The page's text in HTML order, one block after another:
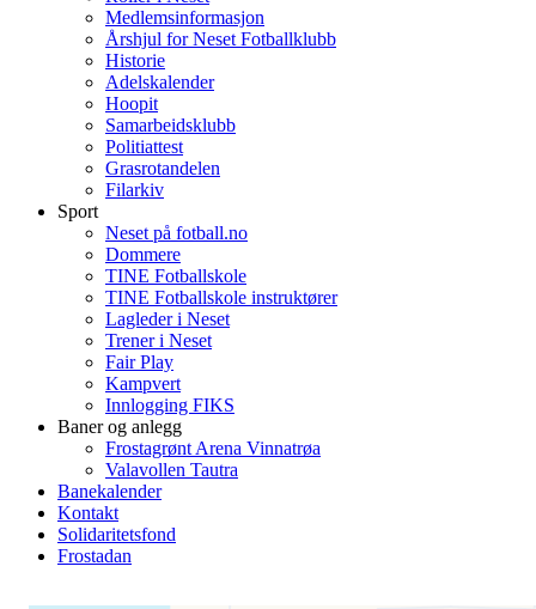
Medlemsinformasjon
Årshjul for Neset Fotballklubb
Historie
Adelskalender
Hoopit
Samarbeidsklubb
Politiattest
Grasrotandelen
Filarkiv
Sport
Neset på fotball.no
Dommere
TINE Fotballskole
TINE Fotballskole instruktører
Lagleder i Neset
Trener i Neset
Fair Play
Kampvert
Innlogging FIKS
Baner og anlegg
Frostagrønt Arena Vinnatrøa
Valavollen Tautra
Banekalender
Kontakt
Solidaritetsfond
Frostadan